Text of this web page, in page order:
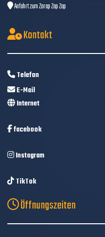
Anfahrt zum Zarap Zap Zap
Kontakt
Telefon
E-Mail
Internet
facebook
Instagram
TikTok
Öffnungszeiten